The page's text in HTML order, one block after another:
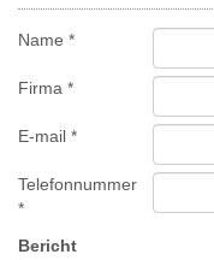
Name *
Firma *
E-mail *
Telefonnummer
*
Bericht